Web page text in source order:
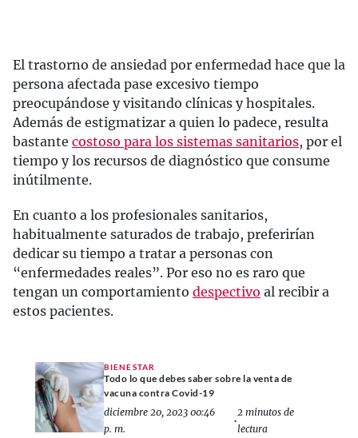
El trastorno de ansiedad por enfermedad hace que la
persona afectada pase excesivo tiempo
preocupándose y visitando clínicas y hospitales.
Además de estigmatizar a quien lo padece, resulta
bastante costoso para los sistemas sanitarios, por el
tiempo y los recursos de diagnóstico que consume
inútilmente.
En cuanto a los profesionales sanitarios,
habitualmente saturados de trabajo, preferirían
dedicar su tiempo a tratar a personas con
“enfermedades reales”. Por eso no es raro que
tengan un comportamiento despectivo al recibir a
estos pacientes.
BIENESTAR
Todo lo que debes saber sobre la venta de
vacuna contra Covid-19
diciembre 20, 2023 00:46
p. m.
•
2 minutos de
lectura